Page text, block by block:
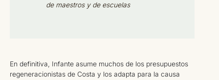
de maestros y de escuelas
En definitiva, Infante asume muchos de los presupuestos
regeneracionistas de Costa y los adapta para la causa